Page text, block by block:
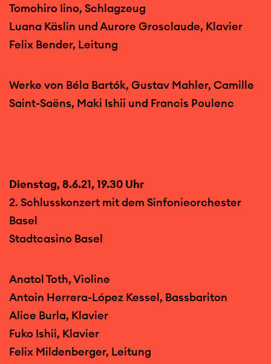
Tomohiro Iino, Schlagzeug
Luana Käslin und Aurore Grosclaude, Klavier
Felix Bender, Leitung
Werke von Béla Bartók, Gustav Mahler, Camille
Saint-Saëns, Maki Ishii und Francis Poulenc
Dienstag, 8.6.21, 19.30 Uhr
2. Schlusskonzert mit dem Sinfonieorchester
Basel
Stadtcasino Basel
Anatol Toth, Violine
Antoin Herrera-López Kessel, Bassbariton
Alice Burla, Klavier
Fuko Ishii, Klavier
Felix Mildenberger, Leitung